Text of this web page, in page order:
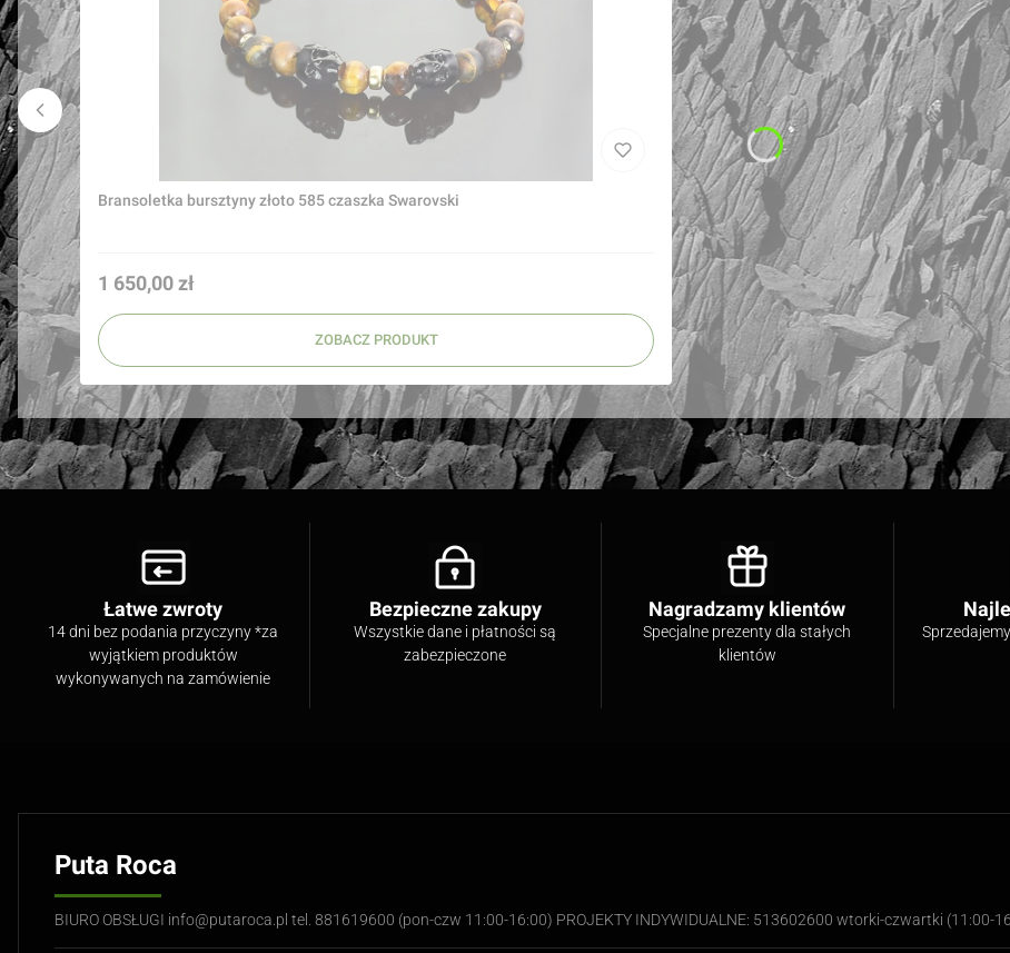
Bransoletka bursztyny złoto 585 czaszka Swarovski
Cena
1 650,00 zł
ZOBACZ PRODUKT
Łatwe zwroty
14 dni bez podania przyczyny *za
wyjątkiem produktów
wykonywanych na zamówienie
Bezpieczne zakupy
Wszystkie dane i płatności są
zabezpieczone
Nagradzamy klientów
Specjalne prezenty dla stałych
klientów
Puta Roca
BIURO OBSŁUGI info@putaroca.pl tel. 881619600 (pon-czw 11:00-16:00) PROJEKTY INDYWIDUALNE: 513602600 wtorki-czwartki (11:00-